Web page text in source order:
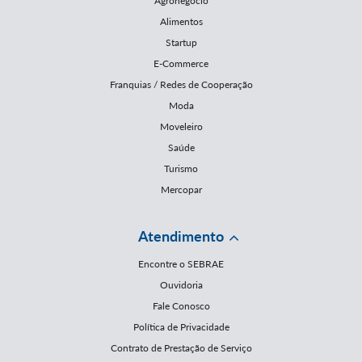
Alimentos
Startup
E-Commerce
Franquias / Redes de Cooperação
Moda
Moveleiro
Saúde
Turismo
Mercopar
Atendimento
Encontre o SEBRAE
Ouvidoria
Fale Conosco
Política de Privacidade
Contrato de Prestação de Serviço